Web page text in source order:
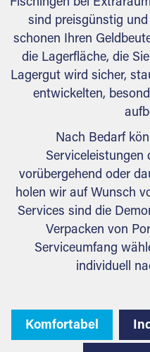
Fischingen bei
sind preisgünstig
schonen Ihren
die Lagerfläche, die
Lagergut wird sicher,
entwickelten,
Nach Bedarf
Serviceleistungen
vorübergehend oder
holen wir auf Wunsch
Services sind die
Verpacken von
Serviceumfang
individuell
Komfortabel